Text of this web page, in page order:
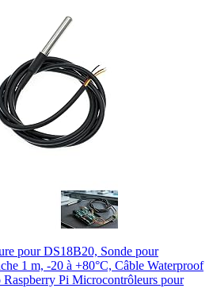
pour DS18B20, Sonde pour
1 m, -20 à +80°C, Câble Waterproof
Pi Microcontrôleurs pour